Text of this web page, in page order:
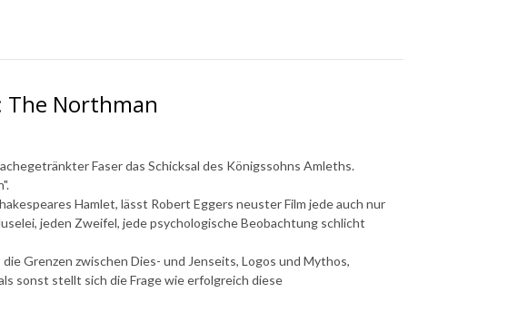
The Northman
Faser das Schicksal des Königssohns Amleths.
Hamlet, lässt Robert Eggers neuster Film jede auch nur
jeden Zweifel, jede psychologische Beobachtung schlicht
Grenzen zwischen Dies- und Jenseits, Logos und Mythos,
sonst stellt sich die Frage wie erfolgreich diese